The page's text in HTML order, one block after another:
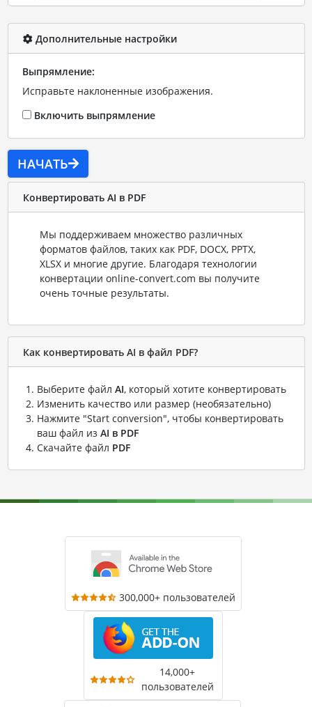
Дополнительные настройки
Выпрямление:
Исправьте наклоненные изображения.
Включить выпрямление
НАЧАТЬ
Конвертировать AI в PDF
Мы поддерживаем множество различных
форматов файлов, таких как PDF, DOCX, PPTX,
XLSX и многие другие. Благодаря технологии
конвертации online-convert.com вы получите
очень точные результаты.
Как конвертировать AI в файл PDF?
Выберите файл AI, который хотите конвертировать
Изменить качество или размер (необязательно)
Нажмите "Start conversion", чтобы конвертировать
ваш файл из AI в PDF
Скачайте файл PDF
300,000+ пользователей
14,000+
пользователей